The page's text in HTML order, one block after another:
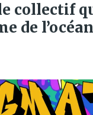
collectif
de